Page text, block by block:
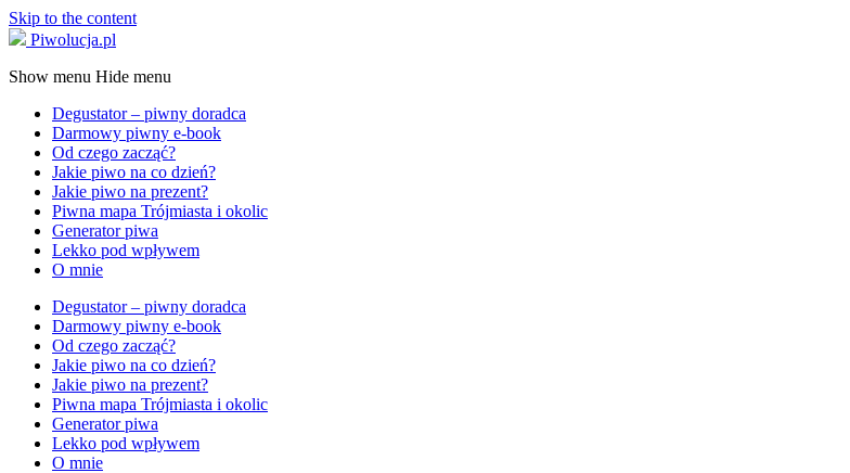
Skip to the content
Piwolucja.pl
Show menu Hide menu
Degustator – piwny doradca
Darmowy piwny e-book
Od czego zacząć?
Jakie piwo na co dzień?
Jakie piwo na prezent?
Piwna mapa Trójmiasta i okolic
Generator piwa
Lekko pod wpływem
O mnie
Degustator – piwny doradca
Darmowy piwny e-book
Od czego zacząć?
Jakie piwo na co dzień?
Jakie piwo na prezent?
Piwna mapa Trójmiasta i okolic
Generator piwa
Lekko pod wpływem
O mnie